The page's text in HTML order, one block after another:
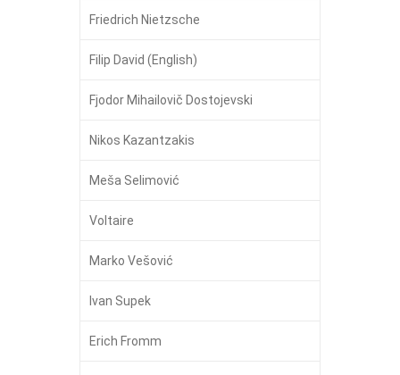
Friedrich Nietzsche
Filip David (English)
Fjodor Mihailovič Dostojevski
Nikos Kazantzakis
Meša Selimović
Voltaire
Marko Vešović
Ivan Supek
Erich Fromm